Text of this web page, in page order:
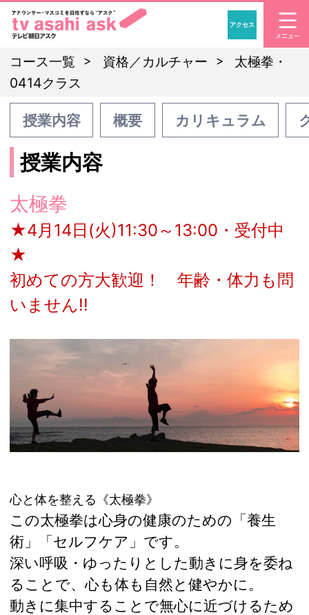
「アナウンサー・マ
アクセス
コース一覧 資格／カルチャー
太極拳・
0414クラス
授業内容 概要 カリキュラム
授業内容
太極拳
★4月14日(火)11:30～13:00・受付中
★
初めての方大歓迎！ 年齢・体力も問
いません!!
心と体を整える《太極拳》
この太極拳は心身の健康のための「養生
術」「セルフケア」です。
深い呼吸・ゆったりとした動きに身を委ね
ることで、心も体も自然と健やかに。
動きに集中することで無心に近づけるため